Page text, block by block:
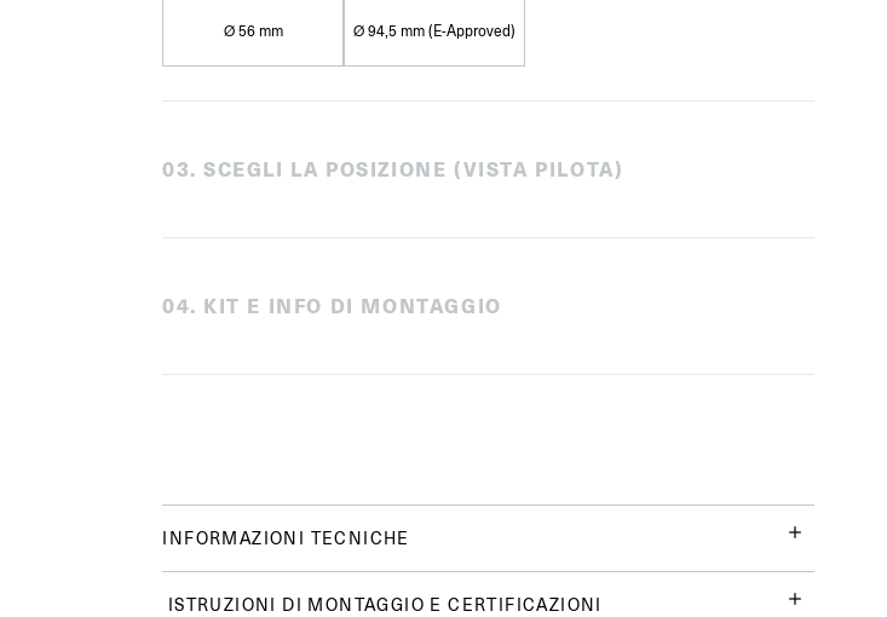
Ø 56 mm Ø 94,5 mm (E-Approved)
03. SCEGLI LA POSIZIONE (VISTA PILOTA)
04. KIT E INFO DI MONTAGGIO
INFORMAZIONI TECNICHE
ISTRUZIONI DI MONTAGGIO E CERTIFICAZIONI